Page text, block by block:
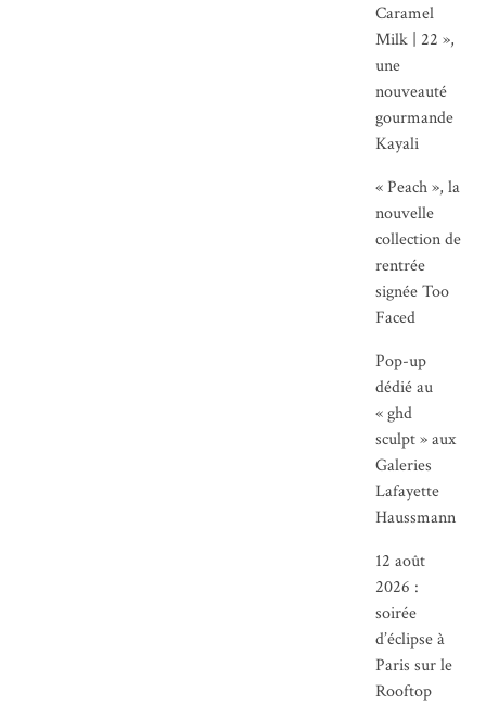
Caramel
Milk | 22 »,
une
nouveauté
gourmande
Kayali
« Peach », la
nouvelle
collection de
rentrée
signée Too
Faced
Pop-up
dédié au
« ghd
sculpt » aux
Galeries
Lafayette
Haussmann
12 août
2026 :
soirée
d’éclipse à
Paris sur le
Rooftop